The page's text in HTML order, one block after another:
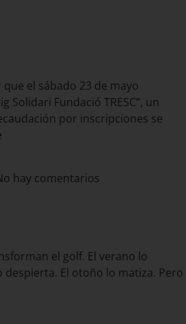
el sábado 23 de mayo
Solidari Fundació TRESC”, un
por inscripciones se
hay comentarios
el golf. El verano lo
despierta. El otoño lo matiza. Pero